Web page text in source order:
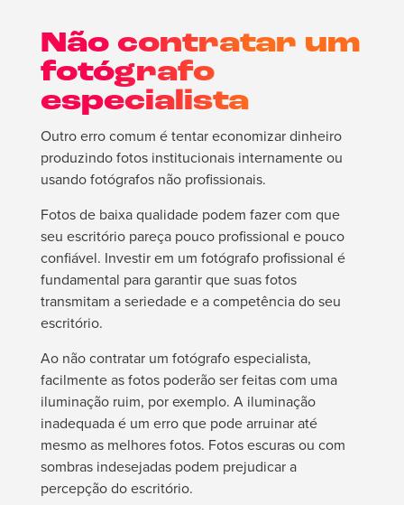
Não contratar um
fotógrafo
especialista
Outro erro comum é tentar economizar dinheiro
produzindo fotos institucionais internamente ou
usando fotógrafos não profissionais.
Fotos de baixa qualidade podem fazer com que
seu escritório pareça pouco profissional e pouco
confiável. Investir em um fotógrafo profissional é
fundamental para garantir que suas fotos
transmitam a seriedade e a competência do seu
escritório.
Ao não contratar um fotógrafo especialista,
facilmente as fotos poderão ser feitas com uma
iluminação ruim, por exemplo. A iluminação
inadequada é um erro que pode arruinar até
mesmo as melhores fotos. Fotos escuras ou com
sombras indesejadas podem prejudicar a
percepção do escritório.